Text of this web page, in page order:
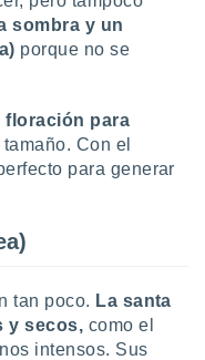
sombra y un
porque no se
floración para
Con el
para generar
tan poco. La santa
y secos, como el
intensos. Sus